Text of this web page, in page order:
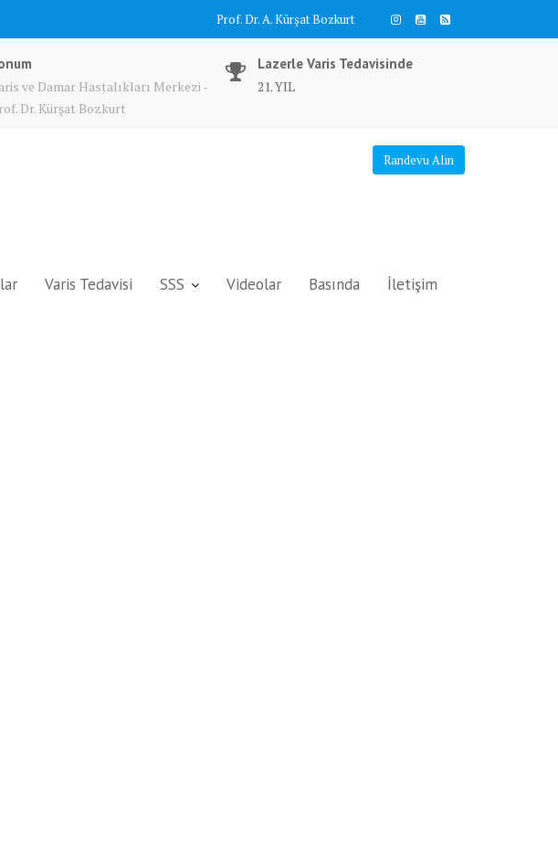
Prof. Dr. A. Kürşat Bozkurt
ve Damar Hastalıkları Merkezi -
Dr. Kürşat Bozkurt
Lazerle Varis Tedavisinde
21. YIL
Randevu Alın
Varis Tedavisi SSS Videolar Basında İletişim